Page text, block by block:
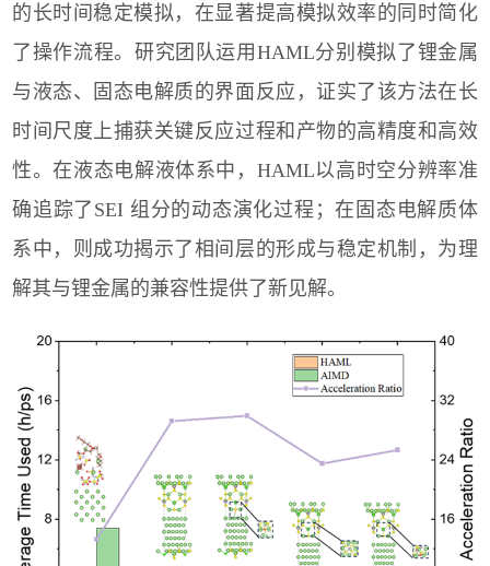
的长时间稳定模拟，在显著提高模拟效率的同时简化
了操作流程。研究团队运用 HAML分别模拟了锂金属
与液态、固态电解质的界面反应，证实了该方法在长
时间尺度上捕获关键反应过程和产物的高精度和高效
性。在液态电解液体系中， HAML以高时空分辨率准
确追踪了 SEI 组分的动态演化过程；在固态电解质体
系中，则成功揭示了相间层的形成与稳定机制，为理
解其与锂金属的兼容性提供了新见解。